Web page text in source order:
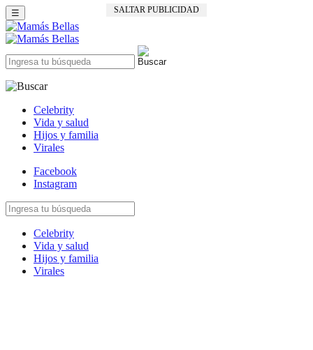
SALTAR PUBLICIDAD
☰
Celebrity
Vida y salud
Hijos y familia
Virales
Facebook
Instagram
Celebrity
Vida y salud
Hijos y familia
Virales